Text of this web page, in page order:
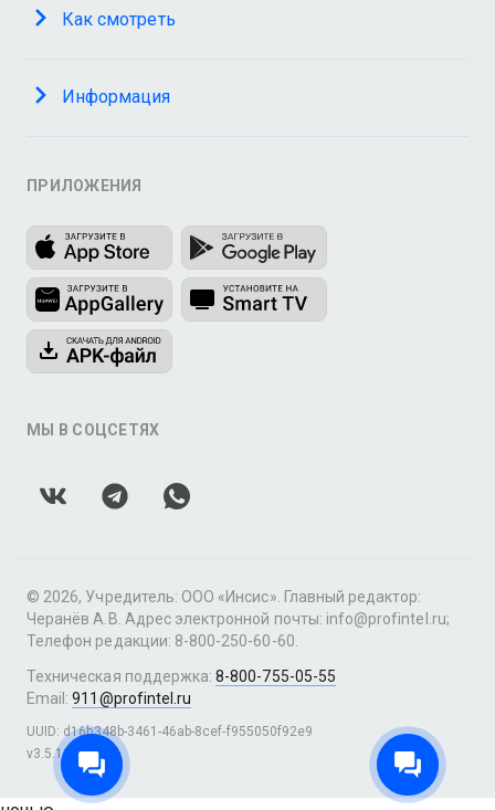
Как смотреть
Информация
ПРИЛОЖЕНИЯ
МЫ В СОЦСЕТЯХ
© 2026, Учредитель: ООО «Инсис». Главный редактор:
Черанёв А.В. Адрес электронной почты: info@profintel.ru;
Телефон редакции: 8-800-250-60-60.
Техническая поддержка:8-800-755-05-55
Email:911@profintel.ru
v3.5.12 | SSR
UUID: d16b348b-3461-46ab-8cef-f955050f92e9